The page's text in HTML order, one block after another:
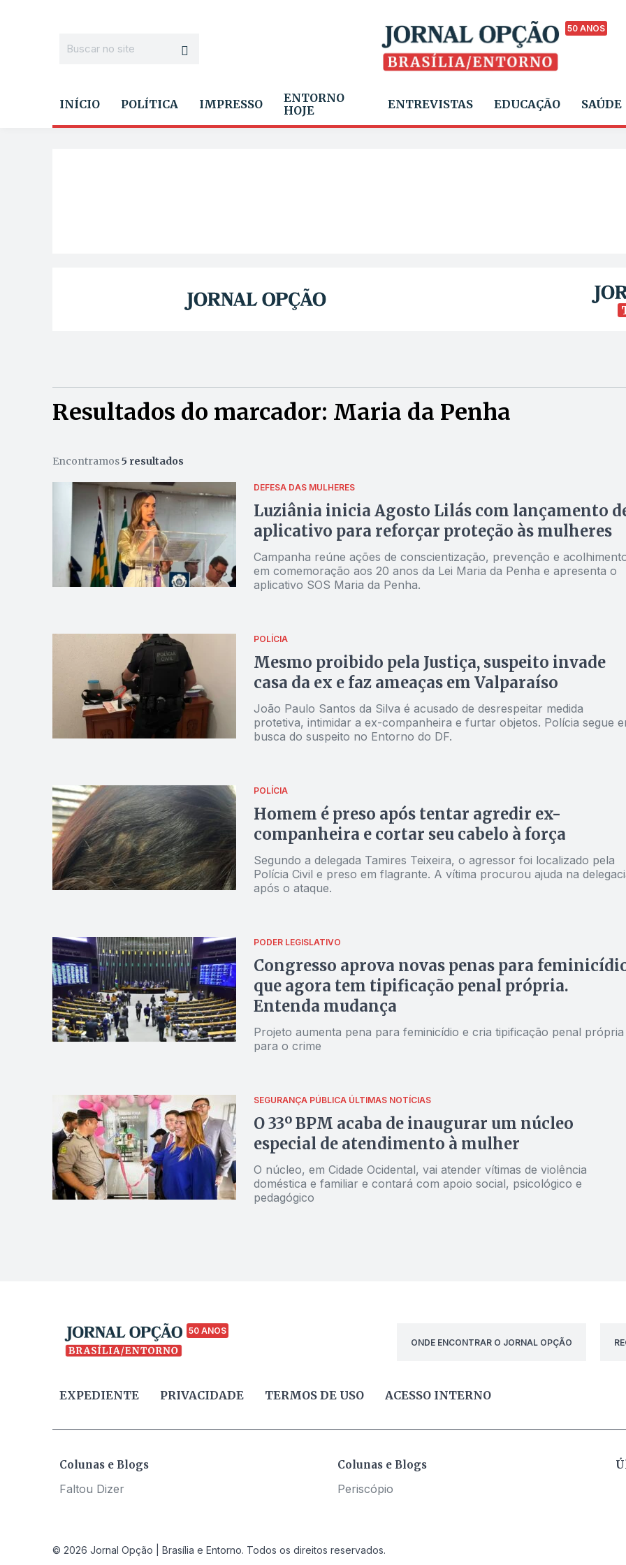
50 ANOS
INÍCIO POLÍTICA IMPRESSO
ENTORNO
HOJE
ENTREVISTAS EDUCAÇÃO SAÚDE
Resultados do marcador: Maria da Penha
Encontramos5 resultados
DEFESA DAS MULHERES
Luziânia inicia Agosto Lilás com lançamento
aplicativo para reforçar proteção às mulheres
Campanha reúne ações de conscientização, prevenção e
em comemoração aos 20 anos da Lei Maria da Penha e apresenta o
aplicativo SOS Maria da Penha.
POLÍCIA
Mesmo proibido pela Justiça, suspeito invade
casa da ex e faz ameaças em Valparaíso
João Paulo Santos da Silva é acusado de desrespeitar medida
protetiva, intimidar a ex-companheira e furtar objetos. Polícia segue
busca do suspeito no Entorno do DF.
POLÍCIA
Homem é preso após tentar agredir ex-
companheira e cortar seu cabelo à força
Segundo a delegada Tamires Teixeira, o agressor foi localizado pela
Polícia Civil e preso em flagrante. A vítima procurou ajuda na
após o ataque.
PODER LEGISLATIVO
Congresso aprova novas penas para
que agora tem tipificação penal própria.
Entenda mudança
Projeto aumenta pena para feminicídio e cria tipificação penal própria
para o crime
SEGURANÇA PÚBLICA ÚLTIMAS NOTÍCIAS
O 33º BPM acaba de inaugurar um núcleo
especial de atendimento à mulher
O núcleo, em Cidade Ocidental, vai atender vítimas de violência
doméstica e familiar e contará com apoio social, psicológico e
pedagógico
50 ANOS
ONDE ENCONTRAR O JORNAL OPÇÃO
EXPEDIENTE PRIVACIDADE TERMOS DE USO ACESSO INTERNO
Colunas e Blogs
Faltou Dizer
Colunas e Blogs
Periscópio
© 2026 Jornal Opção | Brasília e Entorno. Todos os direitos reservados.